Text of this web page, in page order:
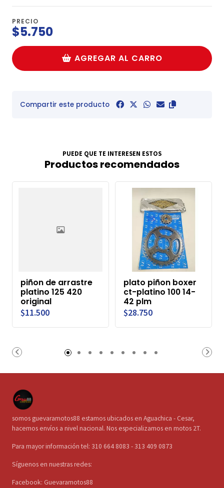
PRECIO
$5.750
AGREGAR AL CARRO
Compartir este producto
PUEDE QUE TE INTERESEN ESTOS
Productos recomendados
piñon de arrastre
platino 125 420
original
$11.500
plato piñon boxer
ct-platino 100 14-
42 plm
$28.750
somos guevaramotos88 estamos ubicados en Aguachica - Cesar,
hacemos envíos a nivel nacional. Nos especializamos en motos 2T.
Para mayor información tel: 310 664 8083 - 313 409 0873
Síguenos en nuestras redes:
Facebook: Guevaramotos88